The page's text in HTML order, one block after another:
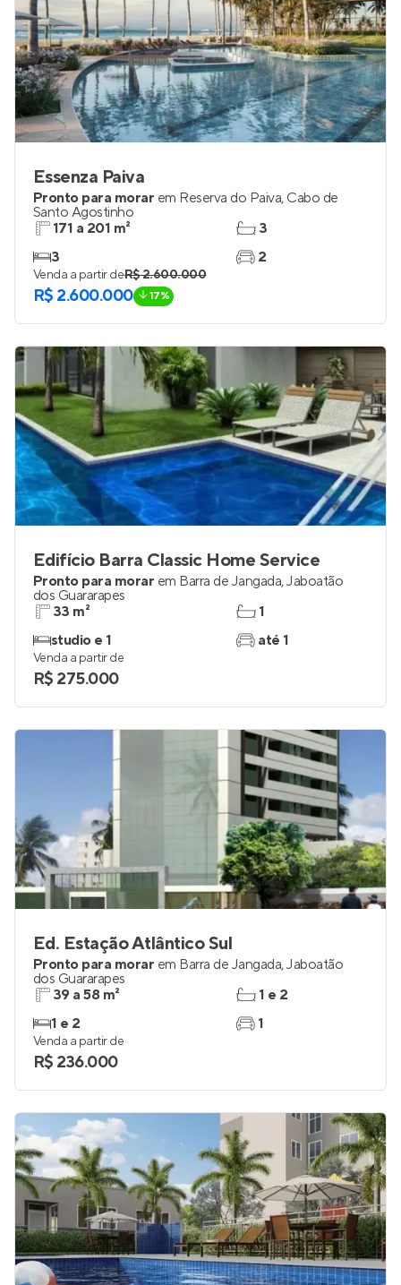
Essenza Paiva
Pronto para morar em Reserva do Paiva, Cabo de
Santo Agostinho
171 a 201 m²
3
3
2
Venda a partir deR$ 2.600.000
R$ 2.600.000 17%
Edifício Barra Classic Home Service
Pronto para morar em Barra de Jangada,Jaboatão
dos Guararapes
33 m²
studio e 1
1
até 1
Venda a partir de
R$ 275.000
Ed. Estação Atlântico Sul
Pronto para morar em Barra de Jangada,Jaboatão
dos Guararapes
39 a 58 m²
1 e 2
1 e 2
1
Venda a partir de
R$ 236.000